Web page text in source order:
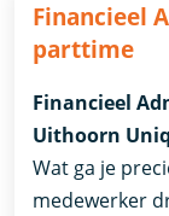
Financieel
parttime
Financieel
Uithoorn
Wat ga je
medewerker